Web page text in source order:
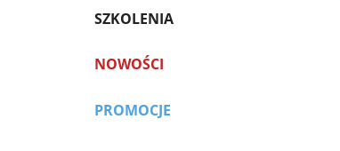
SZKOLENIA
NOWOŚCI
PROMOCJE